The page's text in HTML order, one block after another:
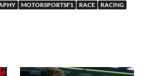
MOTORSPORTSF1 RACE
RACING